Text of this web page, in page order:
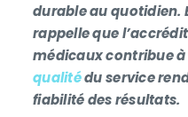
durable au quotidien.
rappelle que
médicaux contribue à
qualitédu service
fiabilité des résultats.